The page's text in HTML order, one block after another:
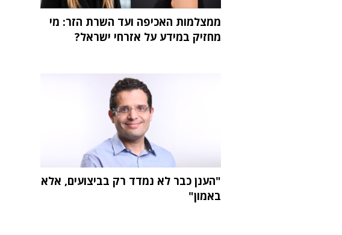
ממצלמות האכיפה ועד השרת הזר: מי
מחזיק במידע על אזרחי ישראל?
"הענן כבר לא נמדד רק בביצועים, אלא
באמון"